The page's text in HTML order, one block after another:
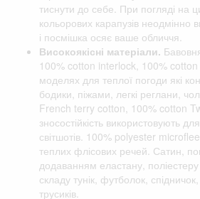
тиснути до себе. При погляді на
кольорових карапузів неодмінно
і посмішка осяє ваше обличчя.
Високоякісні матеріали.
100% cotton interlock, 100%
моделях для теплої погоди які
бодики, піжами, легкі реглани,
French terry cotton, 100% cotton
зносостійкість використовують
світшотів. 100% polyester
теплих флісових речей. Сатин,
додаванням еластану,
складу тунік, футболок, спідничок,
трусиків.